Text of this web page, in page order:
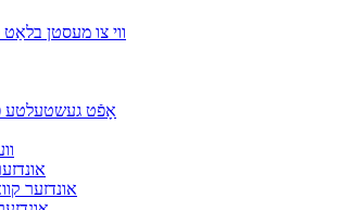
ווי צו מעסטן בלאַט
אָפֿט געשטעלטע
אונדזער